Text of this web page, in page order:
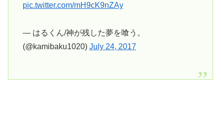
pic.twitter.com/mH9cK9nZAy
— はるくん/神が残した夢を喰う。
(@kamibaku1020) July 24, 2017